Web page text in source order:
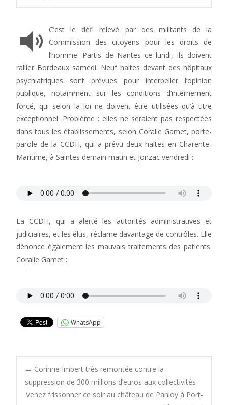
C’est le défi relevé par des militants de la
Commission des citoyens pour les droits de
l’homme. Partis de Nantes ce lundi, ils doivent
rallier Bordeaux samedi. Neuf haltes devant des hôpitaux
psychiatriques sont prévues pour interpeller l’opinion
publique, notamment sur les conditions d’internement
forcé, qui selon la loi ne doivent être utilisées qu’à titre
exceptionnel. Problème : elles ne seraient pas respectées
dans tous les établissements, selon Coralie Gamet, porte-
parole de la CCDH, qui a prévu deux haltes en Charente-
Maritime, à Saintes demain matin et Jonzac vendredi :
La CCDH, qui a alerté les autorités administratives et
judiciaires, et les élus, réclame davantage de contrôles. Elle
dénonce également les mauvais traitements des patients.
Coralie Gamet :
WhatsApp
Post
← Corinne Imbert très remontée contre la
suppression de 300 millions d’euros aux collectivités
Venez frissonner ce soir au château de Panloy à Port-